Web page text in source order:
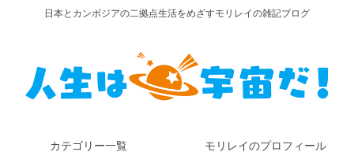
日本とカンボジアの二拠点生活をめざすモリレイの雑記ブログ
カテゴリー一覧 モリレイのプロフィール